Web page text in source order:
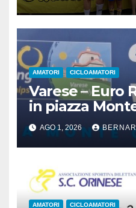
AMATORI CICLOAMATORI
Varese – Euro
in piazza
Canottaggio
AGO 1, 2026
AMATORI CICLOAMATORI